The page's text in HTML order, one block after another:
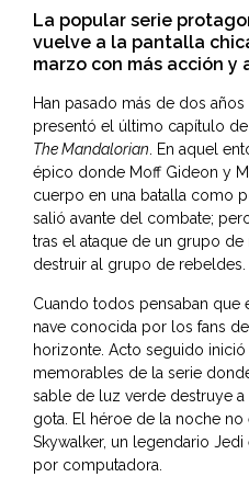
La popular serie
vuelve a la pantalla
marzo con más acción y
Han pasado más de dos
presentó el último capítulo
The Mandalorian. En aquel
épico donde Moff Gideon y
cuerpo en una batalla como
salió avante del combate;
tras el ataque de un grupo
destruir al grupo de rebeldes.
Cuando todos pensaban que
nave conocida por los fans de
horizonte. Acto seguido inició
memorables de la serie
sable de luz verde destruye
gota. El héroe de la noche
Skywalker, un legendario
por computadora.